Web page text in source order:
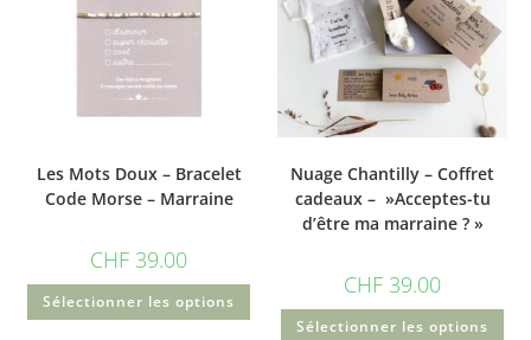
Les Mots Doux – Bracelet
Code Morse – Marraine
CHF 39.00
Sélectionner les options
Nuage Chantilly – Coffret
cadeaux – »Acceptes-tu
d’être ma marraine ? »
CHF 39.00
Sélectionner les options